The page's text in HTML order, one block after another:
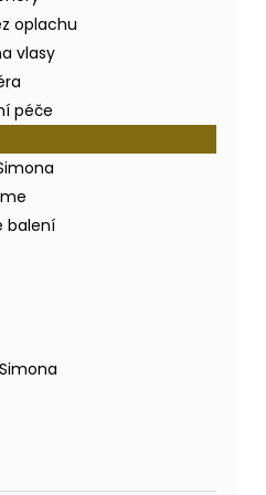
oplachu
vlasy
péče
balení
BANÁN ORGANICKÉ
BAMBUCKÉ MÁSLO